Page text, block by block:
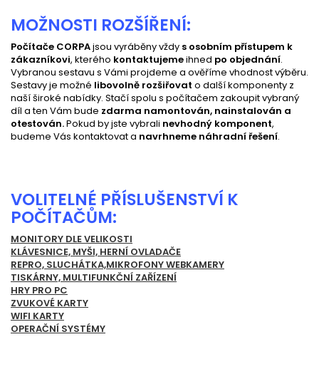
MOŽNOSTI ROZŠÍŘENÍ:
Počítače CORPAjsou vyráběny vždy s osobním přístupem k
zákazníkovi, kterého kontaktujemeihned po objednání.
Vybranou sestavu s Vámi projdeme a ověříme vhodnost výběru.
Sestavy je možné libovolně rozšiřovat o další komponenty z
naší široké nabídky. Stačí spolu s počítačem zakoupit vybraný
díl a ten Vám bude zdarma namontován, nainstalován a
otestován.Pokud by jste vybrali nevhodný komponent,
budeme Vás kontaktovat a navrhneme náhradní řešení.
VOLITELNÉ PŘÍSLUŠENSTVÍ K
POČÍTAČŮM:
MONITORY DLE VELIKOSTI
KLÁVESNICE, MYŠI, HERNÍ OVLADAČE
REPRO, SLUCHÁTKA,MIKROFONY WEBKAMERY
TISKÁRNY, MULTIFUNKČNÍ ZAŘÍZENÍ
HRY PRO PC
ZVUKOVÉ KARTY
WIFI KARTY
OPERAČNÍ SYSTÉMY